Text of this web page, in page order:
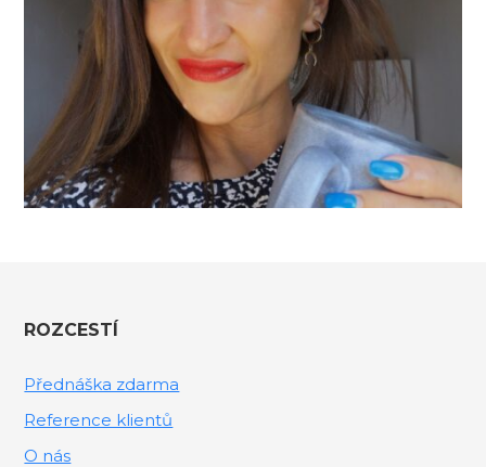
ROZCESTÍ
Přednáška zdarma
Reference klientů
O nás